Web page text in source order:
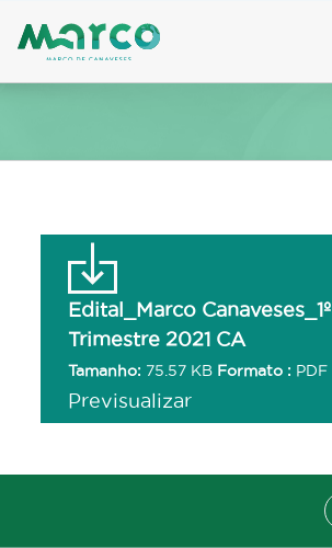
to
Edital_Marco Canaveses_1º
Trimestre 2021 CA
Tamanho: 75.57 KB Formato : PDF
Previsualizar